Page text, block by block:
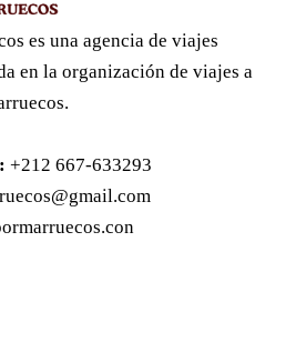
es una agencia de viajes
en la organización de viajes a
+212 667-633293